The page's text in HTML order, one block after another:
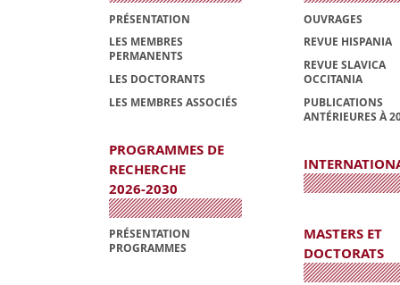
PRÉSENTATION
LES MEMBRES
PERMANENTS
LES DOCTORANTS
LES MEMBRES ASSOCIÉS
PROGRAMMES DE
RECHERCHE
2026-2030
PRÉSENTATION
PROGRAMMES
OUVRAGES
REVUE HISPANIA
REVUE SLAVICA
OCCITANIA
PUBLICATIONS
ANTÉRIEURES À
MASTERS ET
DOCTORATS